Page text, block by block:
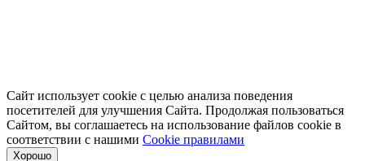
Сайт использует cookie с целью анализа поведения
посетителей для улучшения Сайта. Продолжая пользоваться
Сайтом, вы соглашаетесь на использование файлов cookie в
соответствии с нашими Cookiе правилами
Хорошо